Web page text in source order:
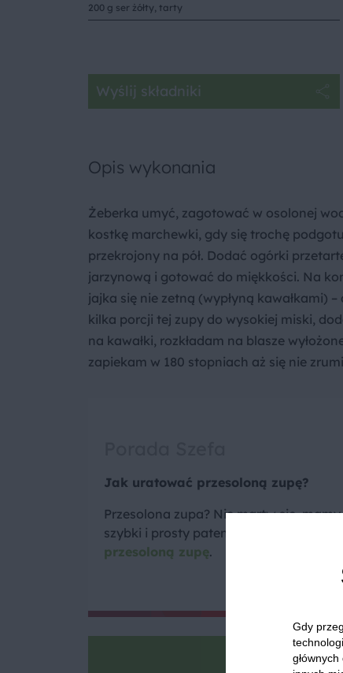
200 g ser żółty, tarty
Wyślij składniki
Opis wykonania
Żeberka umyć, zagotować w osolonej
kostkę marchewki, gdy się trochę
przekrojony na pół. Dodać ogórki
jarzynową i gotować do miękkości. Na
jajka się nie zetną (wypłyną kawałkami)
kilka porcji tej zupy do wysokiej miski,
na kawałki, rozkładam na blasze
zapiekam w 180 stopniach aż się nie
Jak uratować przesoloną zupę?
Przesolona zupa? Nie martw się,
szybki i prosty patent. Dowiedz się,
przesoloną zupę.
Gdy